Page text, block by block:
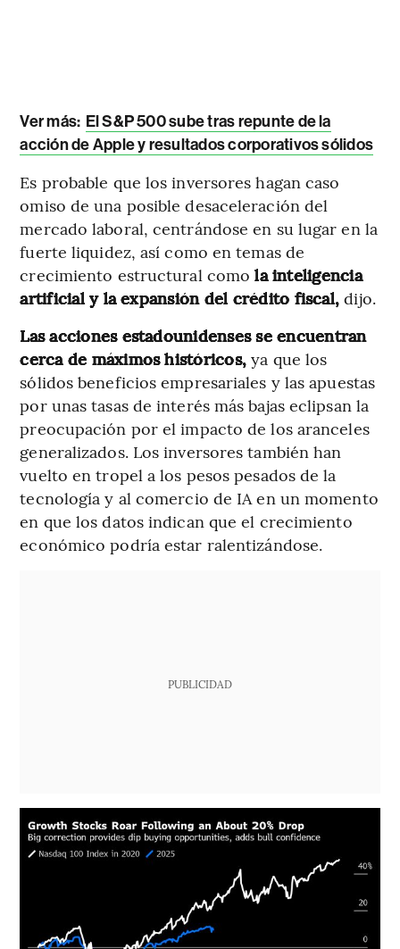
Ver más: El S&P 500 sube tras repunte de la
acción de Apple y resultados corporativos sólidos
Es probable que los inversores hagan caso
omiso de una posible desaceleración del
mercado laboral, centrándose en su lugar en la
fuerte liquidez, así como en temas de
crecimiento estructural comola inteligencia
artificial y la expansión del crédito fiscal, dijo.
Las acciones estadounidenses se encuentran
cerca de máximos históricos, ya que los
sólidos beneficios empresariales y las apuestas
por unas tasas de interés más bajas eclipsan la
preocupación por el impacto de los aranceles
generalizados. Los inversores también han
vuelto en tropel a los pesos pesados de la
tecnología y al comercio de IA en un momento
en que los datos indican que el crecimiento
económico podría estar ralentizándose.
PUBLICIDAD